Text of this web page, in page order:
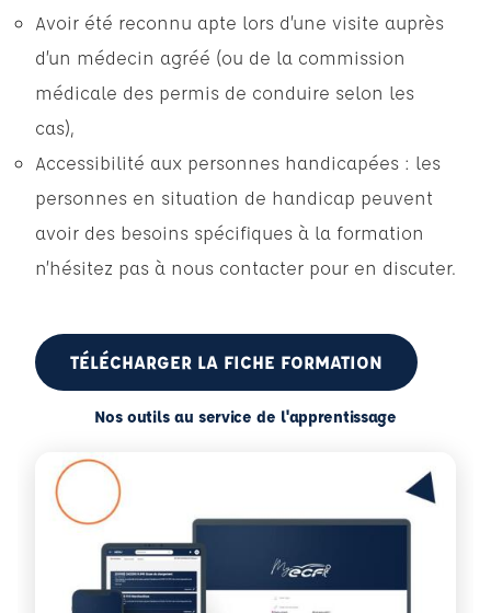
Avoir été reconnu apte lors d’une visite auprès
d’un médecin agréé (ou de la commission
médicale des permis de conduire selon les
cas),
Accessibilité aux personnes handicapées : les
personnes en situation de handicap peuvent
avoir des besoins spécifiques à la formation
n’hésitez pas à nous contacter pour en discuter.
TÉLÉCHARGER LA FICHE FORMATION
Nos outils au service de l'apprentissage